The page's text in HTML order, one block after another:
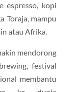
espresso, kopi
Toraja, mampu
atau Afrika.
mendorong
festival
membantu